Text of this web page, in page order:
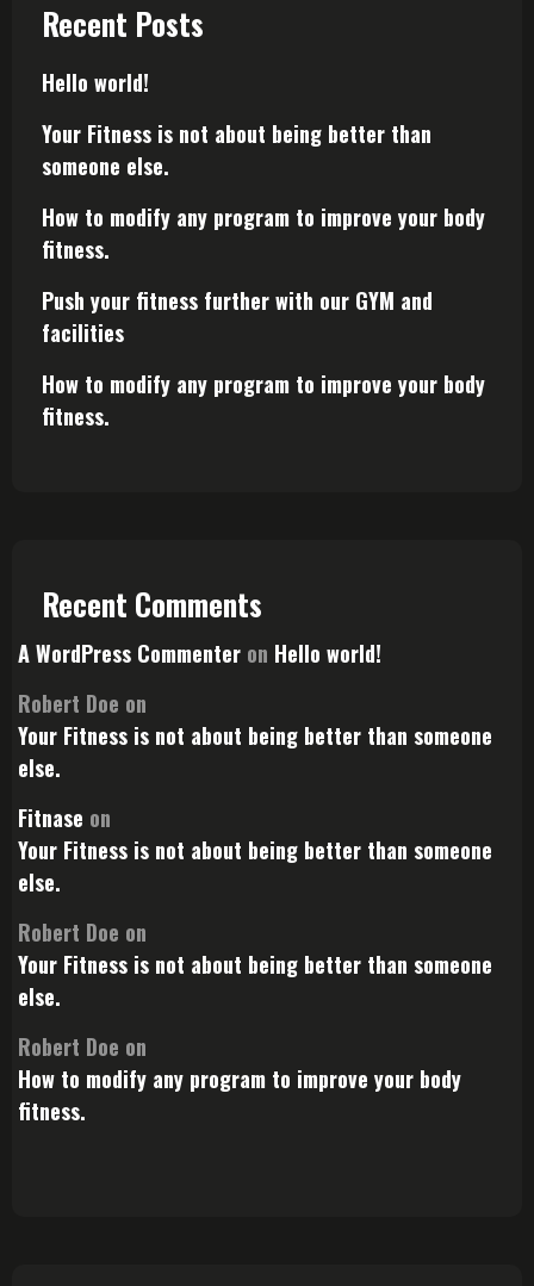
Recent Posts
Hello world!
Your Fitness is not about being better than
someone else.
How to modify any program to improve your body
fitness.
Push your fitness further with our GYM and
facilities
How to modify any program to improve your body
fitness.
Recent Comments
A WordPress Commenter on Hello world!
Robert Doe on
Your Fitness is not about being better than someone
else.
Fitnase on
Your Fitness is not about being better than someone
else.
Robert Doe on
Your Fitness is not about being better than someone
else.
Robert Doe on
How to modify any program to improve your body
fitness.